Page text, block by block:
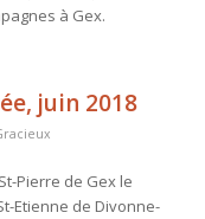
à Gex.
juin 2018
St-Pierre de Gex le
Etienne de Divonne-